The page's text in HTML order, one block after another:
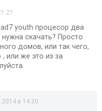
youth процесор два
скачать? Просто
домов, или так чего,
или же это из за
в 14:30